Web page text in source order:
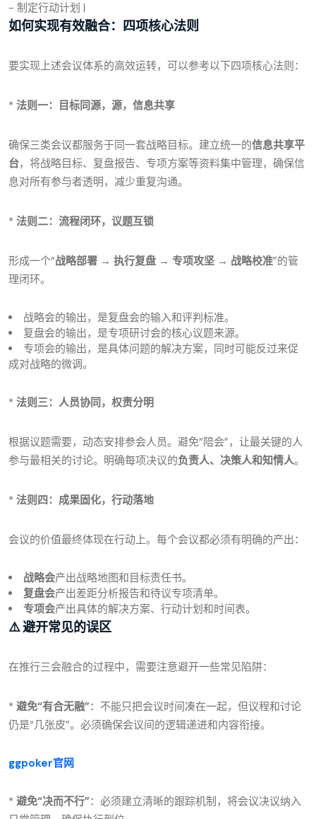
- 制定行动计划 |
如何实现有效融合：四项核心法则
要实现上述会议体系的高效运转，可以参考以下四项核心法则：
* 法则一：目标同源，源，信息共享
确保三类会议都服务于同一套战略目标。建立统一的信息共享平
台，将战略目标、复盘报告、专项方案等资料集中管理，确保信
息对所有参与者透明，减少重复沟通。
* 法则二：流程闭环，议题互锁
形成一个“战略部署 → 执行复盘 → 专项攻坚 → 战略校准”的管
理闭环。
战略会的输出，是复盘会的输入和评判标准。
复盘会的输出，是专项研讨会的核心议题来源。
专项会的输出，是具体问题的解决方案，同时可能反过来促
成对战略的微调。
* 法则三：人员协同，权责分明
根据议题需要，动态安排参会人员。避免“陪会”，让最关键的人
参与最相关的讨论。明确每项决议的负责人、决策人和知情人。
* 法则四：成果固化，行动落地
会议的价值最终体现在行动上。每个会议都必须有明确的产出：
战略会产出战略地图和目标责任书。
复盘会产出差距分析报告和待议专项清单。
专项会产出具体的解决方案、行动计划和时间表。
⚠️ 避开常见的误区
在推行三会融合的过程中，需要注意避开一些常见陷阱：
* 避免“有合无融”：不能只把会议时间凑在一起，但议程和讨论
仍是“几张皮”。必须确保会议间的逻辑递进和内容衔接。
ggpoker官网
* 避免“决而不行”：必须建立清晰的跟踪机制，将会议决议纳入